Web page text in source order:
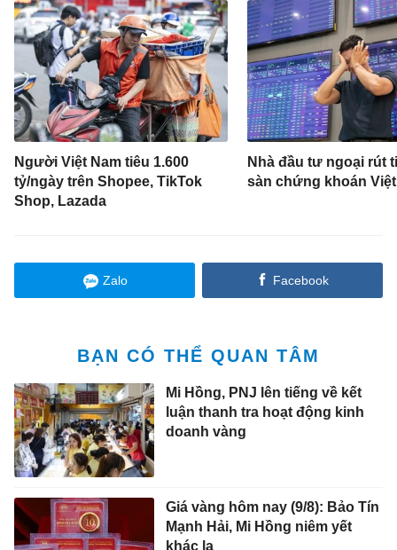
Người Việt Nam tiêu 1.600
tỷ/ngày trên Shopee, TikTok
Shop, Lazada
Nhà đầu tư ngoại rút
sàn chứng khoán
Zalo Facebook
BẠN CÓ THỂ QUAN TÂM
Mi Hồng, PNJ lên tiếng về kết
luận thanh tra hoạt động kinh
doanh vàng
Giá vàng hôm nay (9/8): Bảo Tín
Mạnh Hải, Mi Hồng niêm yết
khác lạ